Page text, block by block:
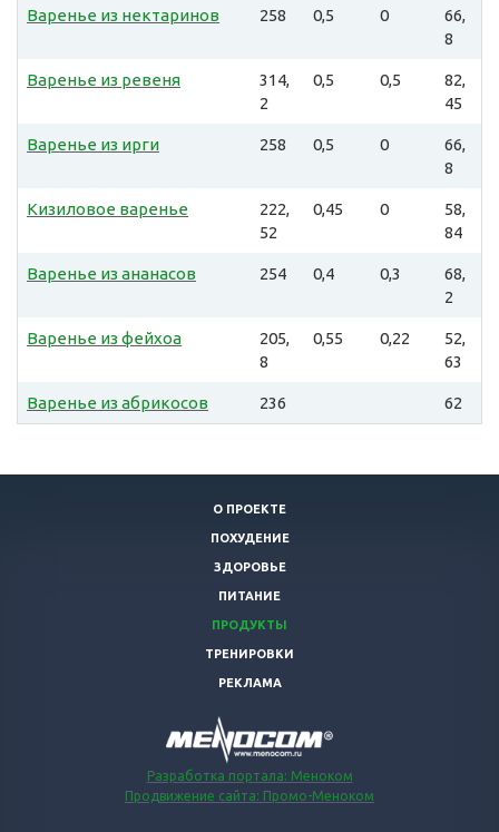
Варенье из нектаринов 258 0,5 0
66,
8
Варенье из ревеня
314,
2
0,5 0,5
82,
45
Варенье из ирги 258 0,5 0
66,
8
Кизиловое варенье
222,
52
0,45 0
58,
84
Варенье из ананасов 254 0,4 0,3
68,
2
Варенье из фейхоа
205,
8
0,55 0,22
52,
63
Варенье из абрикосов 236 62
О ПРОЕКТЕ
ПОХУДЕНИЕ
ЗДОРОВЬЕ
ПИТАНИЕ
ПРОДУКТЫ
ТРЕНИРОВКИ
РЕКЛАМА
Разработка портала: Меноком
Продвижение сайта: Промо-Меноком